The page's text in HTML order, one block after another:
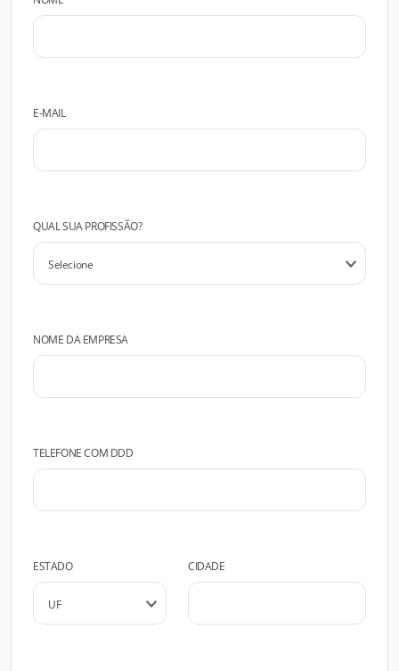
E-MAIL
QUAL SUA PROFISSÃO?
NOME DA EMPRESA
TELEFONE COM DDD
ESTADO CIDADE